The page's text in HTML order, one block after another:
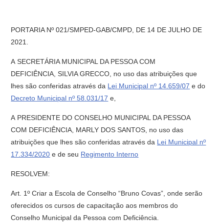
PORTARIA Nº 021/SMPED-GAB/CMPD, DE 14 DE JULHO DE
2021.
A SECRETÁRIA MUNICIPAL DA PESSOA COM
DEFICIÊNCIA, SILVIA GRECCO, no uso das atribuições que
lhes são conferidas através da Lei Municipal nº 14.659/07 e do
Decreto Municipal nº 58.031/17 e,
A PRESIDENTE DO CONSELHO MUNICIPAL DA PESSOA
COM DEFICIÊNCIA, MARLY DOS SANTOS, no uso das
atribuições que lhes são conferidas através da Lei Municipal nº
17.334/2020 e de seu Regimento Interno
RESOLVEM:
Art. 1º Criar a Escola de Conselho “Bruno Covas”, onde serão
oferecidos os cursos de capacitação aos membros do
Conselho Municipal da Pessoa com Deficiência.